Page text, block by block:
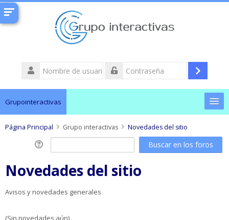
Nombre
de
usuario
Acceder
Grupointeractivas
Cambiar Contraseña
Soporte técnico
Buscar
Página Principal Grupo interactivas Novedades del sitio
Novedades del sitio
Avisos y novedades generales
(Sin novedades aún)